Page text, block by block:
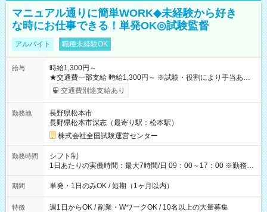
マニュアル通りに簡単WORK◆未経験から好き
な時にお仕事できる！単発OK◎試験監督
アルバイト 職種未経験OK
給与
時給1,300円～
★交通費一部支給 時給1,300円～ ※試験・役割により手当あり
※勤務回数により昇給あり 【即給（前払い）オプションあ
り！】 希望される場合、勤務から1週間ほどで給与の一部を受け
例】 ・河合塾模擬試験 8:30～17:30（休憩1時間） 時給1,300円
×8時間＝日収10,400円＋交通費 ※当日の役割により時給＋100
円の場合あり ・国家試験 7:00～13:30（休憩なし） 時給1,300
円（役割手当＋100円）×6時間＝日収8,400円＋交通費 【試用期
間】試用期間なし
交通費別途支給あり
勤務地
長野県松本市
長野県松本市深志（最寄り駅：松本駅）
株式会社全国試験運営センター
勤務時間
シフト制
1日あたりの実働時間：最大7時間/日 09：00～17：00 ※勤務時
間は 試験により異なります。
期間 単発・1日のみOK / 短期（1ヶ月以内）
特徴 週1日からOK / 副業・WワークOK / 10名以上の大量募集